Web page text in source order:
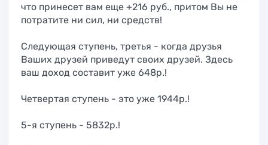
что принесет вам еще +216 руб., притом Вы не
потратите ни сил, ни средств!
Следующая ступень, третья - когда друзья
Ваших друзей приведут своих друзей. Здесь
ваш доход составит уже 648р.!
Четвертая ступень - это уже 1944р.!
5-я ступень - 5832р.!